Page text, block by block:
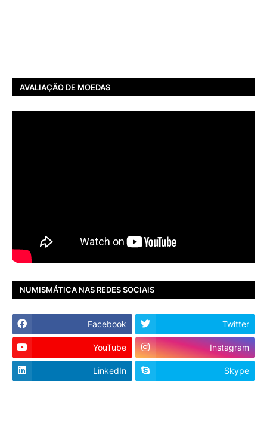
AVALIAÇÃO DE MOEDAS
NUMISMÁTICA NAS REDES SOCIAIS
Facebook Twitter
YouTube Instagram
LinkedIn Skype